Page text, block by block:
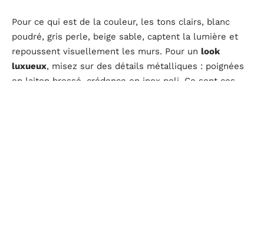
Pour ce qui est de la couleur, les tons clairs, blanc
poudré, gris perle, beige sable, captent la lumière et
repoussent visuellement les murs. Pour un look
luxueux, misez sur des détails métalliques : poignées
en laiton brossé, crédence en inox poli. Ce sont ces